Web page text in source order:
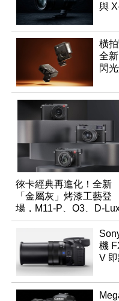
與
橫
全
閃
徠卡經典再進化！全新
「金屬灰」烤漆工藝登
場，M11-P、Q3、D-
領銜換裝
機
V